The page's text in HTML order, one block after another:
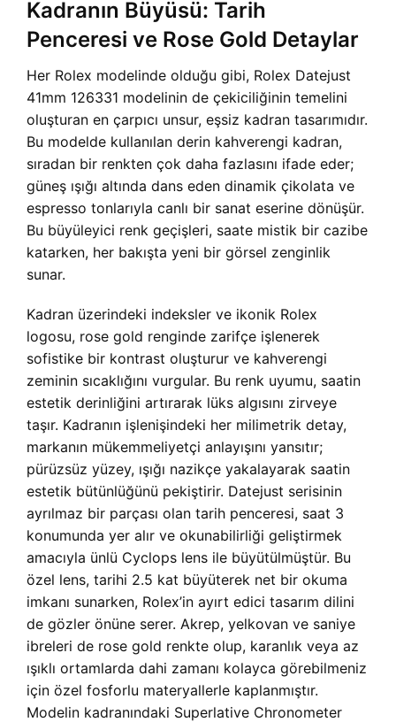
Kadranın Büyüsü: Tarih
Penceresi ve Rose Gold Detaylar
Her Rolex modelinde olduğu gibi, Rolex Datejust
41mm 126331 modelinin de çekiciliğinin temelini
oluşturan en çarpıcı unsur, eşsiz kadran tasarımıdır.
Bu modelde kullanılan derin kahverengi kadran,
sıradan bir renkten çok daha fazlasını ifade eder;
güneş ışığı altında dans eden dinamik çikolata ve
espresso tonlarıyla canlı bir sanat eserine dönüşür.
Bu büyüleyici renk geçişleri, saate mistik bir cazibe
katarken, her bakışta yeni bir görsel zenginlik
sunar.
Kadran üzerindeki indeksler ve ikonik Rolex
logosu, rose gold renginde zarifçe işlenerek
sofistike bir kontrast oluşturur ve kahverengi
zeminin sıcaklığını vurgular. Bu renk uyumu, saatin
estetik derinliğini artırarak lüks algısını zirveye
taşır. Kadranın işlenişindeki her milimetrik detay,
markanın mükemmeliyetçi anlayışını yansıtır;
pürüzsüz yüzey, ışığı nazikçe yakalayarak saatin
estetik bütünlüğünü pekiştirir. Datejust serisinin
ayrılmaz bir parçası olan tarih penceresi, saat 3
konumunda yer alır ve okunabilirliği geliştirmek
amacıyla ünlü Cyclops lens ile büyütülmüştür. Bu
özel lens, tarihi 2.5 kat büyüterek net bir okuma
imkanı sunarken, Rolex’in ayırt edici tasarım dilini
de gözler önüne serer. Akrep, yelkovan ve saniye
ibreleri de rose gold renkte olup, karanlık veya az
ışıklı ortamlarda dahi zamanı kolayca görebilmeniz
için özel fosforlu materyallerle kaplanmıştır.
Modelin kadranındaki Superlative Chronometer